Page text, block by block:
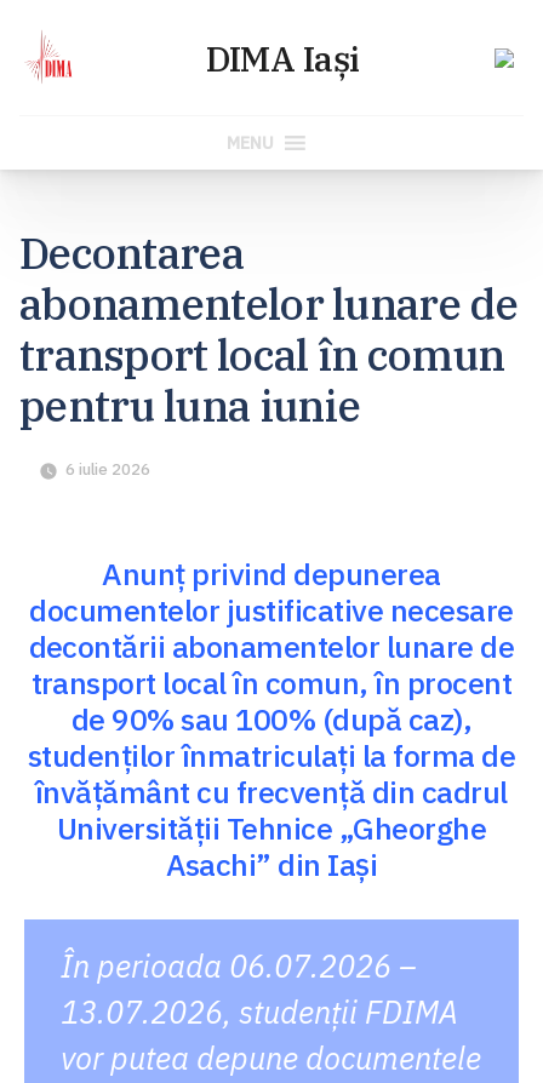
content
MENU
Decontarea
abonamentelor lunare de
transport local în comun
pentru luna iunie
6 iulie 2026
Anunț privind depunerea
documentelor justificative necesare
decontării abonamentelor lunare de
transport local în comun, în procent
de 90% sau 100% (după caz),
studenților înmatriculați la forma de
învățământ cu frecvență din cadrul
Universității Tehnice „Gheorghe
Asachi” din Iași
În perioada 06.07.2026 –
13.07.2026, studenții FDIMA
vor putea depune documentele